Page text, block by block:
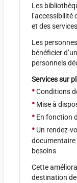
Les
et des
Les
bénéficier
personnels
Services sur
•Conditions
• Mise à
• En fonction
• Un rendez-
documentaire
besoins
Cette
destination